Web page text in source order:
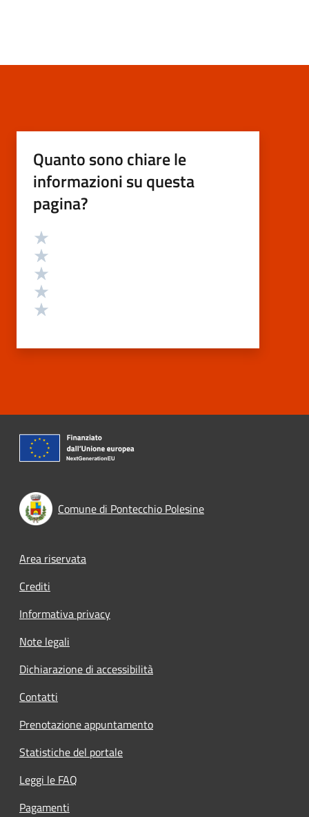
Quanto sono chiare le
informazioni su questa
pagina?
Valutazione
Comune di Pontecchio Polesine
Footer menu
Area riservata
Crediti
Informativa privacy
Note legali
Dichiarazione di accessibilità
Contatti
Prenotazione appuntamento
Statistiche del portale
Leggi le FAQ
Pagamenti